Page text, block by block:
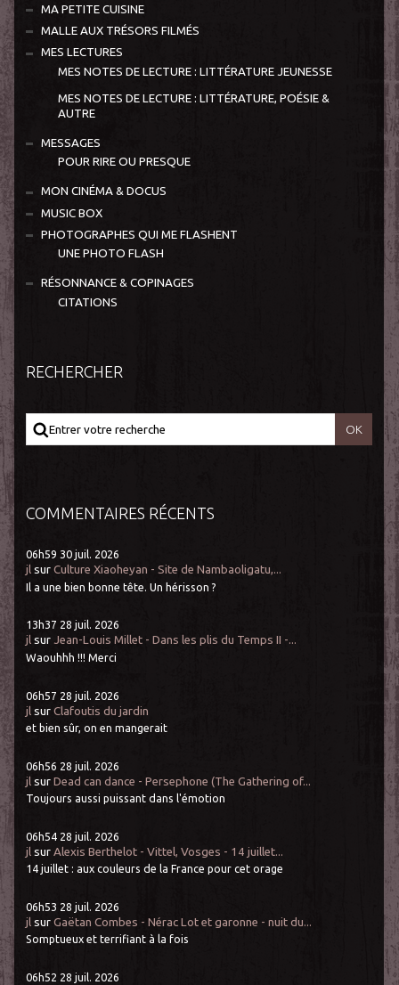
MA PETITE CUISINE
MALLE AUX TRÉSORS FILMÉS
MES LECTURES
MES NOTES DE LECTURE : LITTÉRATURE JEUNESSE
MES NOTES DE LECTURE : LITTÉRATURE, POÉSIE &
AUTRE
MESSAGES
POUR RIRE OU PRESQUE
MON CINÉMA & DOCUS
MUSIC BOX
PHOTOGRAPHES QUI ME FLASHENT
UNE PHOTO FLASH
RÉSONNANCE & COPINAGES
CITATIONS
RECHERCHER
COMMENTAIRES RÉCENTS
06h59 30 juil. 2026
jl surCulture Xiaoheyan - Site de Nambaoligatu,...
Il a une bien bonne tête. Un hérisson ?
13h37 28 juil. 2026
jl surJean-Louis Millet - Dans les plis du Temps II -...
Waouhhh !!! Merci
06h57 28 juil. 2026
jl surClafoutis du jardin
et bien sûr, on en mangerait
06h56 28 juil. 2026
jl surDead can dance - Persephone (The Gathering of...
Toujours aussi puissant dans l'émotion
06h54 28 juil. 2026
jl surAlexis Berthelot - Vittel, Vosges - 14 juillet...
14 juillet : aux couleurs de la France pour cet orage
06h53 28 juil. 2026
jl surGaëtan Combes - Nérac Lot et garonne - nuit du...
Somptueux et terrifiant à la fois
06h52 28 juil. 2026